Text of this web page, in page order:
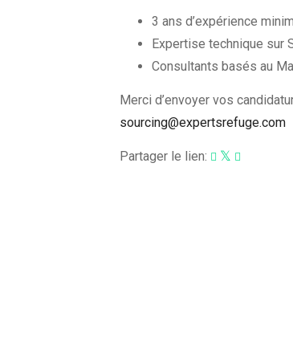
3 ans d’expérience
Expertise technique sur
Consultants basés au
Merci d’envoyer vos
sourcing@expertsrefuge.com
Partager le lien: